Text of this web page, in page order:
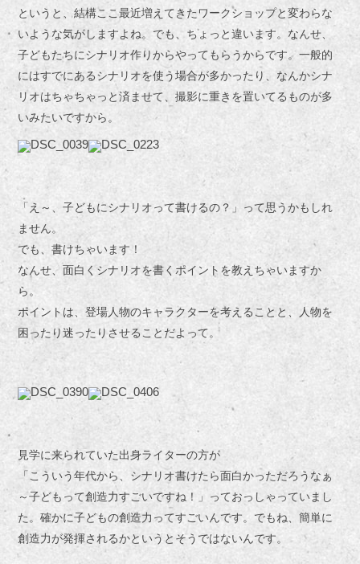
というと、結構ここ最近増えてきたワークショップと変わらな
いような気がしますよね。でも、ちょっと違います。なんせ、
子どもたちにシナリオ作りからやってもらうからです。一般的
にはすでにあるシナリオを使う場合が多かったり、なんかシナ
リオはちゃちゃっと済ませて、撮影に重きを置いてるものが多
いみたいですから。
「え～、子どもにシナリオって書けるの？」って思うかもしれ
ません。
でも、書けちゃいます！
なんせ、面白くシナリオを書くポイントを教えちゃいますか
ら。
ポイントは、登場人物のキャラクターを考えることと、人物を
困ったり迷ったりさせることだよって。
見学に来られていた出身ライターの方が
「こういう年代から、シナリオ書けたら面白かっただろうなぁ
～子どもって創造力すごいですね！」っておっしゃっていまし
た。確かに子どもの創造力ってすごいんです。でもね、簡単に
創造力が発揮されるかというとそうではないんです。